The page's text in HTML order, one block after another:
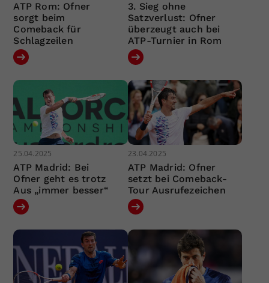
ATP Rom: Ofner
sorgt beim
Comeback für
Schlagzeilen
3. Sieg ohne
Satzverlust: Ofner
überzeugt auch bei
ATP-Turnier in Rom
25.04.2025
ATP Madrid: Bei
Ofner geht es trotz
Aus „immer besser“
23.04.2025
ATP Madrid: Ofner
setzt bei Comeback-
Tour Ausrufezeichen